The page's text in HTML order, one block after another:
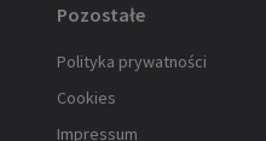
Pozostałe
Polityka prywatności
Cookies
Impressum